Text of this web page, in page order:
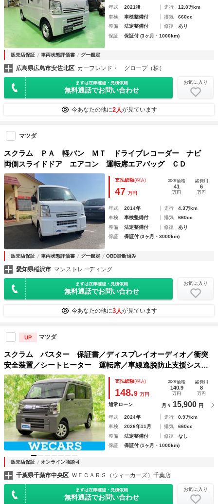
年式 2021後 走行
12.0万km
車検
車検整備付 排気
660cc
整備
法定整備付 修復
あり
保証
保証付 (3ヶ月・1000km)
販売店保証 車両状態評価書 グー鑑定
広島県広島市安佐北区 カーフレンド・ グローブ（株）
まずは在庫確認・見積依頼
無料通話でお問い合わせ
お気に入り
今あなたの他に2人が見ています
マツダ
スクラム ＰＡ 軽バン ＭＴ ドライブレコーダー ナビ
両側スライドドア エアコン 運転席エアバッグ ＣＤ
支払総額(税込)
47 万円
本体価格
41
万円
諸費用
6
万円
年式 2014年 走行
4.3万km
車検
車検整備付 排気
660cc
整備
法定整備付 修復
あり
保証
保証付 (3ヶ月・3000km)
販売店保証 車両状態評価書 グー鑑定 OBD診断済み
愛知県稲沢市 マンストレーディング
まずは在庫確認・見積依頼
無料通話でお問い合わせ
お気に入り
今あなたの他に3人が見ています
UP マツダ
スクラム バスター 保証書／ディスプレイオーディオ／衝突
安全装置／シートヒーター 運転席／車線逸脱防止支援システ
ム／ドライブレコーダー 社外／ヘッドランプ ＬＥＤ／Ｂｌ
ｕｅｔｏｏｔｈ接続／ＥＴＣ／ＥＢＤ付ＡＢＳ
支払総額(税込)
148.9 万円
本体価格
140.9
万円
諸費用
8
万円
通常ローン 月々 15,900 円
年式 2024年 走行
0.9万km
車検
2026年11月 排気
660cc
整備
法定整備付 修復
なし
保証
保証付 (1ヶ月・1000km)
販売店保証 オンライン商談可
千葉県千葉市中央区 ＷＥＣＡＲＳ（ウィーカーズ）千葉店
まずは在庫確認・見積依頼
無料通話でお問い合わせ
お気に入り